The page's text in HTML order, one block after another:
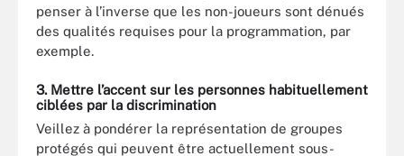
penser à l’inverse que les non-joueurs sont dénués
des qualités requises pour la programmation, par
exemple.
3. Mettre l’accent sur les personnes habituellement
ciblées par la discrimination
Veillez à pondérer la représentation de groupes
protégés qui peuvent être actuellement sous-